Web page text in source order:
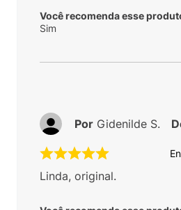
Você recomenda esse
Sim
Linda, original.
Por Gidenilde S.